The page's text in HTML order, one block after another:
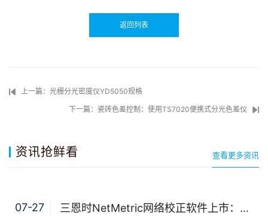
返回列表
上一篇：光栅分光密度仪YD5050规格
下一篇：瓷砖色差控制：使用TS7020便携式分光色差仪
资讯抢鲜看 查看更多资讯
07-27 三恩时NetMetric网络校正软件上市：告别返厂，15分钟让测色仪“恢复出厂精度”